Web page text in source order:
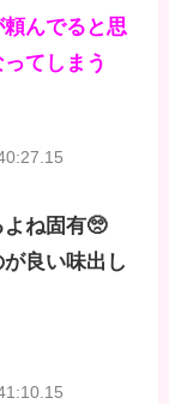
んでると思
てしまう
ね固有🥺
良い味出し